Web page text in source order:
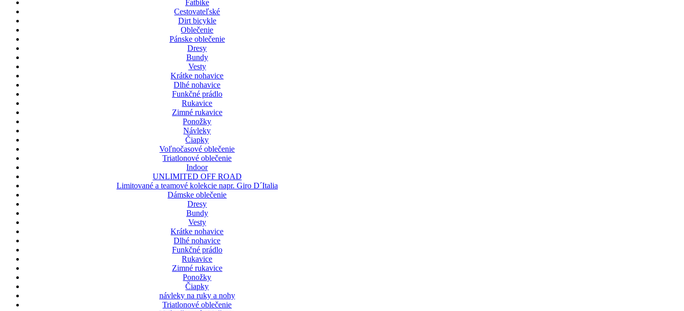
Fatbike
Cestovateľské
Dirt bicykle
Oblečenie
Pánske oblečenie
Dresy
Bundy
Vesty
Krátke nohavice
Dlhé nohavice
Funkčné prádlo
Rukavice
Zimné rukavice
Ponožky
Návleky
Čiapky
Voľnočasové oblečenie
Triatlonové oblečenie
Indoor
UNLIMITED OFF ROAD
Limitované a teamové kolekcie napr. Giro D´Italia
Dámske oblečenie
Dresy
Bundy
Vesty
Krátke nohavice
Dlhé nohavice
Funkčné prádlo
Rukavice
Zimné rukavice
Ponožky
Čiapky
návleky na ruky a nohy
Triatlonové oblečenie